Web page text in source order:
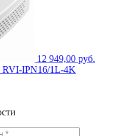
12 949,00 руб.
RVI-IPN16/1L-4K